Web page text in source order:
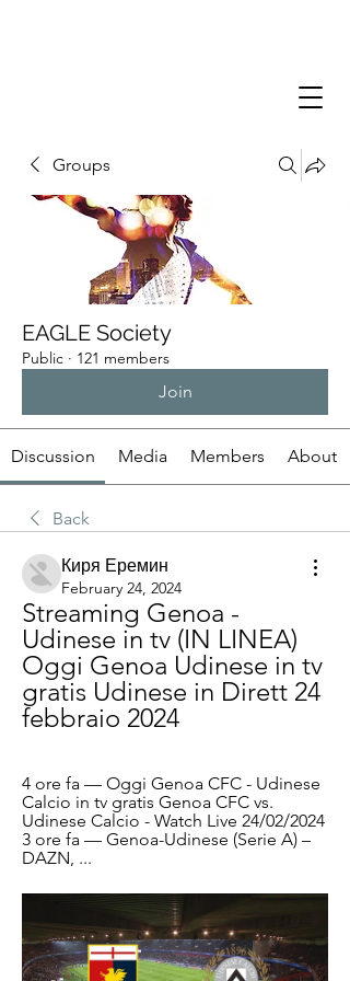
Groups
EAGLE Society
Public · 121 members
Join
Discussion Media Members About
Back
Киря Еремин
February 24, 2024
Streaming Genoa -
Udinese in tv (IN LINEA)
Oggi Genoa Udinese in tv
gratis Udinese in Dirett 24
febbraio 2024
4 ore fa — Oggi Genoa CFC - Udinese
Calcio in tv gratis Genoa CFC vs.
Udinese Calcio - Watch Live 24/02/2024
3 ore fa — Genoa-Udinese (Serie A) –
DAZN, ...